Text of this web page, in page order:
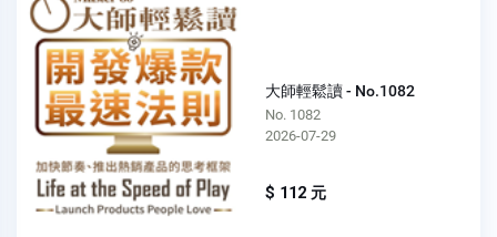
大師輕鬆讀 - No.1082
No. 1082
2026-07-29
$ 112 元